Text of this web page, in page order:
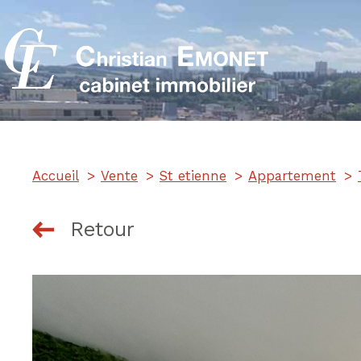
Accueil Vente St etienne Appartement
Retour